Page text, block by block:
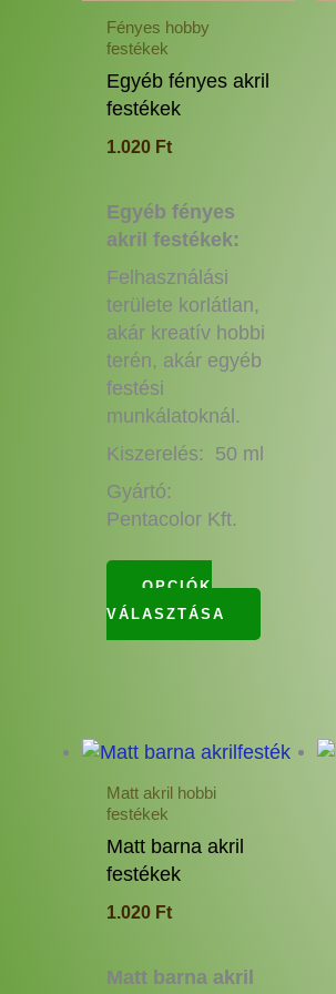
Fényes hobby
festékek
Egyéb fényes akril
festékek
1.020 Ft
Egyéb fényes
akril festékek:
Felhasználási
területe korlátlan,
akár kreatív hobbi
terén, akár egyéb
festési
munkálatoknál.
Kiszerelés: 50 ml
Gyártó:
Pentacolor Kft.
OPCIÓK
VÁLASZTÁSA
Matt akril hobbi
festékek
Matt barna akril
festékek
1.020 Ft
Matt barna akril
Ennek